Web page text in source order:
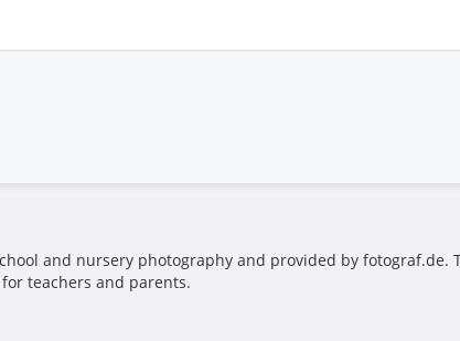
and nursery photography and provided by fotograf.de.
teachers and parents.